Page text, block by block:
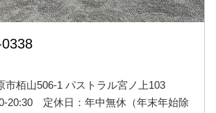
市栢山506-1 パストラル宮ノ上103
20:30 定休日：年中無休（年末年始除